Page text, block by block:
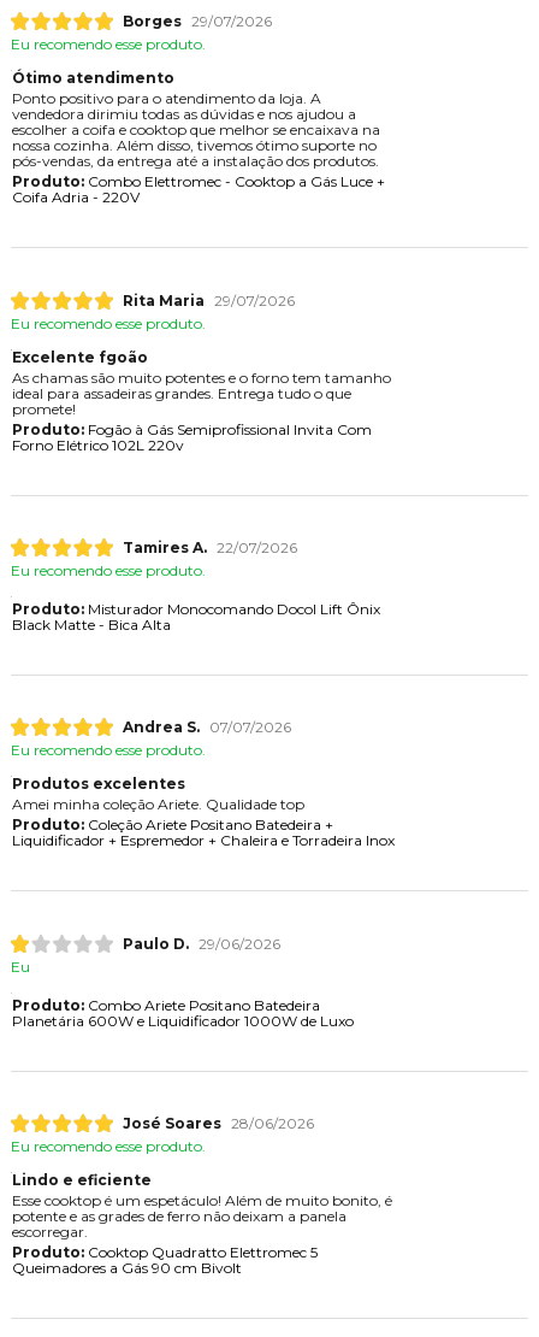
Borges 29/07/2026
Eu recomendo esse produto.
Ótimo atendimento
Ponto positivo para o atendimento da loja. A
vendedora dirimiu todas as dúvidas e nos ajudou a
escolher a coifa e cooktop que melhor se encaixava na
nossa cozinha. Além disso, tivemos ótimo suporte no
pós-vendas, da entrega até a instalação dos produtos.
Produto:Combo Elettromec - Cooktop a Gás Luce +
Coifa Adria - 220V
Rita Maria 29/07/2026
Eu recomendo esse produto.
Excelente fgoão
As chamas são muito potentes e o forno tem tamanho
ideal para assadeiras grandes. Entrega tudo o que
promete!
Produto:Fogão à Gás Semiprofissional Invita Com
Forno Elétrico 102L 220v
Tamires A. 22/07/2026
Eu recomendo esse produto.
Produto:Misturador Monocomando Docol Lift Ônix
Black Matte - Bica Alta
Andrea S.
07/07/2026
Eu recomendo esse produto.
Produtos excelentes
Amei minha coleção Ariete. Qualidade top
Produto:Coleção Ariete Positano Batedeira +
Liquidificador + Espremedor + Chaleira e Torradeira Inox
Paulo D. 29/06/2026
Eu
Produto:Combo Ariete Positano Batedeira
Planetária 600W e Liquidificador 1000W de Luxo
José Soares 28/06/2026
Eu recomendo esse produto.
Lindo e eficiente
Esse cooktop é um espetáculo! Além de muito bonito, é
potente e as grades de ferro não deixam a panela
escorregar.
Produto:Cooktop Quadratto Elettromec 5
Queimadores a Gás 90 cm Bivolt